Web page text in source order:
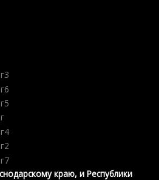
краю, и Республики